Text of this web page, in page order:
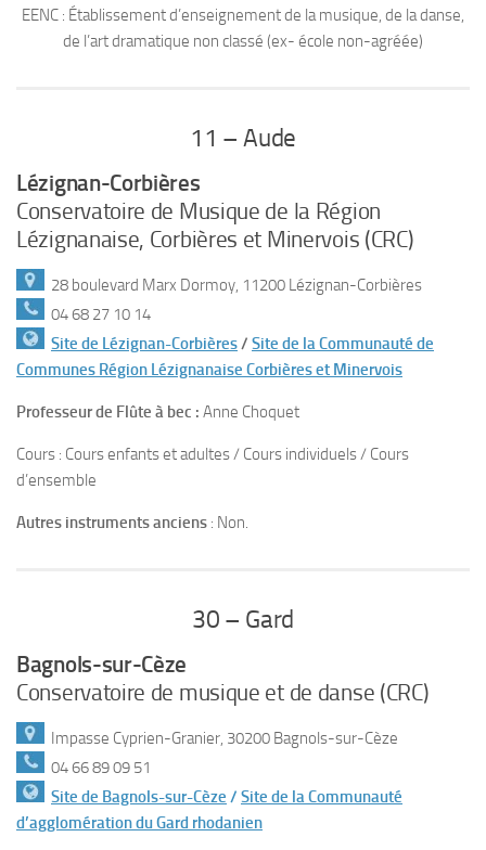
EENC : Établissement d’enseignement de la musique, de la danse,
de l’art dramatique non classé (ex- école non-agréée)
11 – Aude
Lézignan-Corbières
Conservatoire de Musique de la Région
Lézignanaise, Corbières et Minervois (CRC)
28 boulevard Marx Dormoy, 11200 Lézignan-Corbières
04 68 27 10 14
Site de Lézignan-Corbières/ Site de la Communauté de
Communes Région Lézignanaise Corbières et Minervois
Professeur de Flûte à bec : Anne Choquet
Cours : Cours enfants et adultes / Cours individuels / Cours
d’ensemble
Autres instruments anciens : Non.
30 – Gard
Bagnols-sur-Cèze
Conservatoire de musique et de danse (CRC)
Impasse Cyprien-Granier, 30200 Bagnols-sur-Cèze
04 66 89 09 51
Site de Bagnols-sur-Cèze / Site de la Communauté
d’agglomération du Gard rhodanien